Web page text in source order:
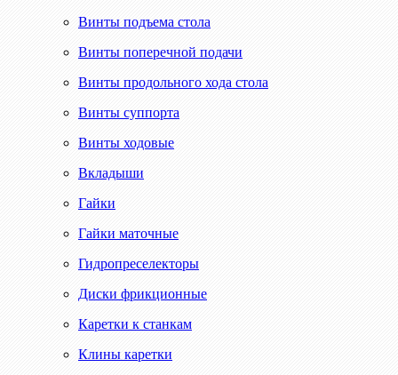
Винты подъема стола
Винты поперечной подачи
Винты продольного хода стола
Винты суппорта
Винты ходовые
Вкладыши
Гайки
Гайки маточные
Гидропреселекторы
Диски фрикционные
Каретки к станкам
Клины каретки